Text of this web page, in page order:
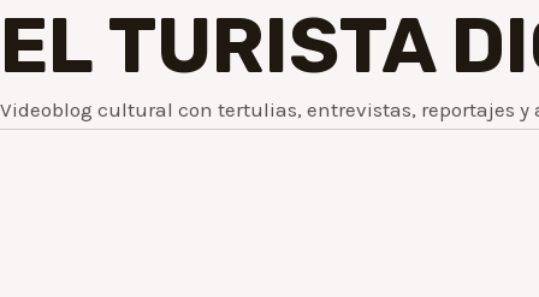
EL TURISTA
Videoblog cultural con tertulias, entrevistas, reportajes y